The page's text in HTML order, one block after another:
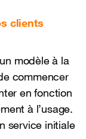
clients
modèle à la
commencer
en fonction
à l’usage.
service initiale